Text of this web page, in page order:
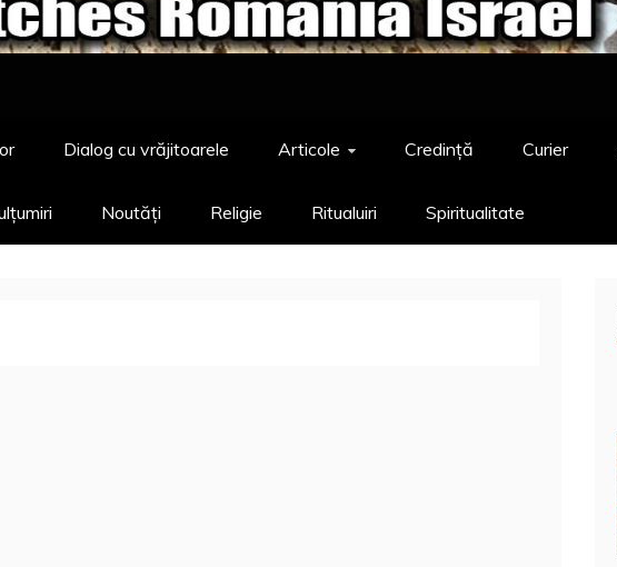
Dialog cu vrăjitoarele Articole Credință Curier
Noutăți Religie Ritualuiri Spiritualitate